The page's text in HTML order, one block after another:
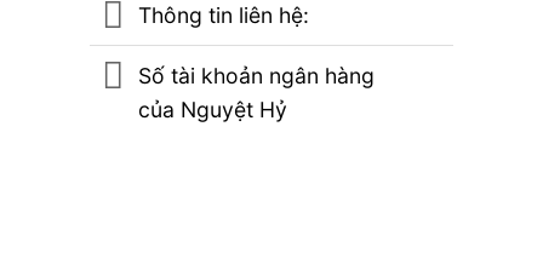
Thông tin liên hệ:
Số tài khoản ngân hàng
của Nguyệt Hỷ